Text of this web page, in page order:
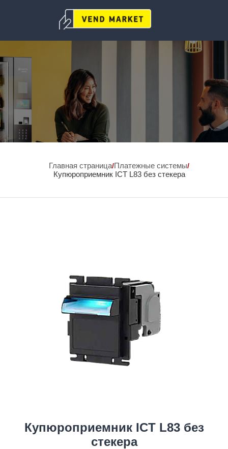
Главная страница/Платежные системы/
Купюроприемник ICT L83 без стекера
Купюроприемник ICT L83 без
стекера